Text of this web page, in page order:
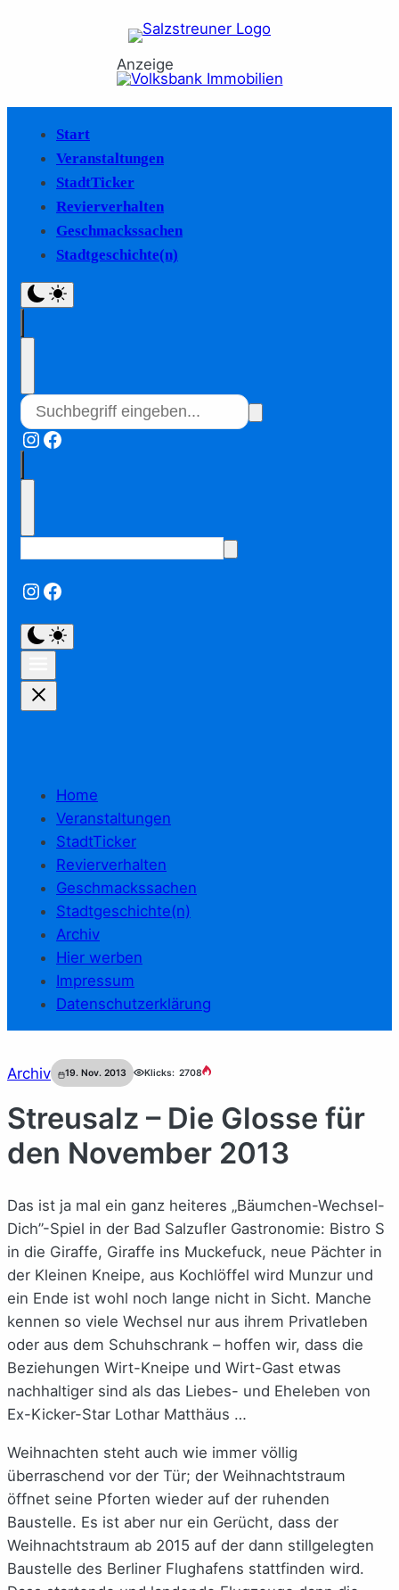
Anzeige
Start
Veranstaltungen
StadtTicker
Revierverhalten
Geschmackssachen
Stadtgeschichte(n)
Instagram
Facebook
Instagram
Facebook
Home
Veranstaltungen
StadtTicker
Revierverhalten
Geschmackssachen
Stadtgeschichte(n)
Archiv
Hier werben
Impressum
Datenschutzerklärung
Archiv 19. Nov. 2013 Klicks: 2708
Streusalz – Die Glosse für
den November 2013
Das ist ja mal ein ganz heiteres „Bäumchen-Wechsel-
Dich”-Spiel in der Bad Salzufler Gastronomie: Bistro S
in die Giraffe, Giraffe ins Muckefuck, neue Pächter in
der Kleinen Kneipe, aus Kochlöffel wird Munzur und
ein Ende ist wohl noch lange nicht in Sicht. Manche
kennen so viele Wechsel nur aus ihrem Privatleben
oder aus dem Schuhschrank – hoffen wir, dass die
Beziehungen Wirt-Kneipe und Wirt-Gast etwas
nachhaltiger sind als das Liebes- und Eheleben von
Ex-Kicker-Star Lothar Matthäus …
Weihnachten steht auch wie immer völlig
überraschend vor der Tür; der Weihnachtstraum
öffnet seine Pforten wieder auf der ruhenden
Baustelle. Es ist aber nur ein Gerücht, dass der
Weihnachtstraum ab 2015 auf der dann stillgelegten
Baustelle des Berliner Flughafens stattfinden wird.